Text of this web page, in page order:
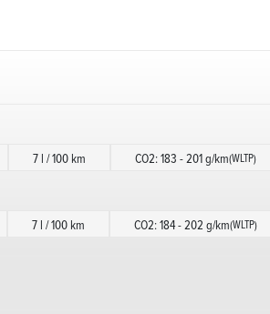
7 l / 100 km CO2: 183 - 201 g/km(WLTP)
7 l / 100 km CO2: 184 - 202 g/km(WLTP)